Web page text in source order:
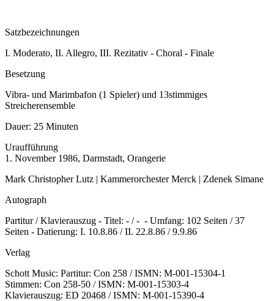
Satzbezeichnungen
I. Moderato, II. Allegro, III. Rezitativ - Choral - Finale
Besetzung
Vibra- und Marimbafon (1 Spieler) und 13stimmiges
Streicherensemble
Dauer: 25 Minuten
Uraufführung
1. November 1986, Darmstadt, Orangerie
Mark Christopher Lutz | Kammerorchester Merck | Zdenek Simane
Autograph
Partitur / Klavierauszug - Titel: - / - - Umfang: 102 Seiten / 37
Seiten - Datierung: I. 10.8.86 / II. 22.8.86 / 9.9.86
Verlag
Schott Music: Partitur: Con 258 / ISMN: M-001-15304-1
Stimmen: Con 258-50 / ISMN: M-001-15303-4
Klavierauszug: ED 20468 / ISMN: M-001-15390-4